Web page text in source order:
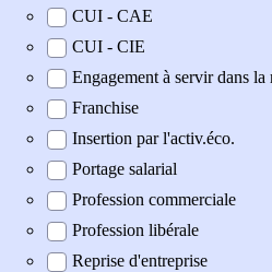
CUI - CAE
CUI - CIE
Engagement à servir dans la
Franchise
Insertion par l'activ.éco.
Portage salarial
Profession commerciale
Profession libérale
Reprise d'entreprise